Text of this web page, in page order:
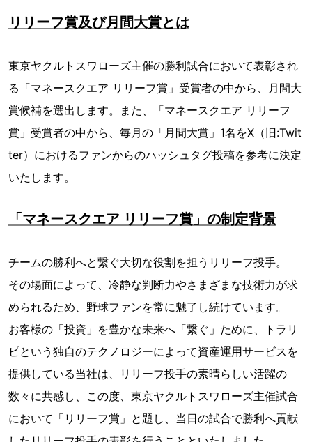
リリーフ賞及び月間大賞とは
東京ヤクルトスワローズ主催の勝利試合において表彰され
る「マネースクエア リリーフ賞」受賞者の中から、月間大
賞候補を選出します。また、「マネースクエア リリーフ
賞」受賞者の中から、毎月の「月間大賞」1名をX（旧:Twit
ter）におけるファンからのハッシュタグ投稿を参考に決定
いたします。
「マネースクエア リリーフ賞」の制定背景
チームの勝利へと繋ぐ大切な役割を担うリリーフ投手。
その場面によって、冷静な判断力やさまざまな技術力が求
められるため、野球ファンを常に魅了し続けています。
お客様の「投資」を豊かな未来へ「繋ぐ」ために、トラリ
ピという独自のテクノロジーによって資産運用サービスを
提供している当社は、リリーフ投手の素晴らしい活躍の
数々に共感し、この度、東京ヤクルトスワローズ主催試合
において「リリーフ賞」と題し、当日の試合で勝利へ貢献